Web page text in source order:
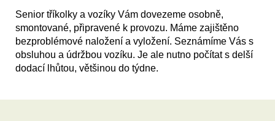
Senior tříkolky a vozíky Vám dovezeme osobně,
smontované, připravené k provozu. Máme zajištěno
bezproblémové naložení a vyložení. Seznámíme Vás s
obsluhou a údržbou vozíku. Je ale nutno počítat s delší
dodací lhůtou, většinou do týdne.